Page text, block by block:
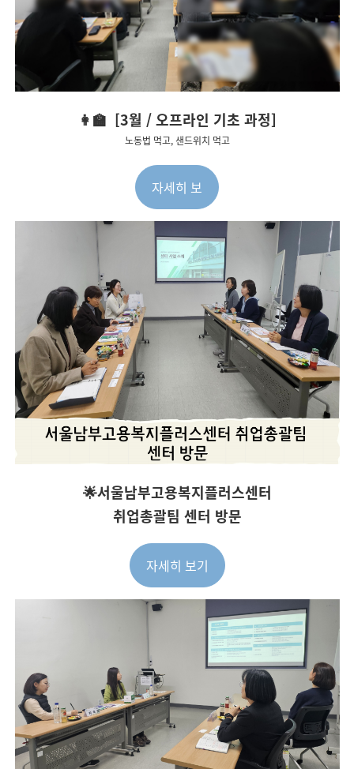
👩‍🏫 [3월 / 오프라인 기초 과정]
노동법 먹고, 샌드위치 먹고
자세히 보
🌟서울남부고용복지플러스센터
취업총괄팀 센터 방문
자세히 보기